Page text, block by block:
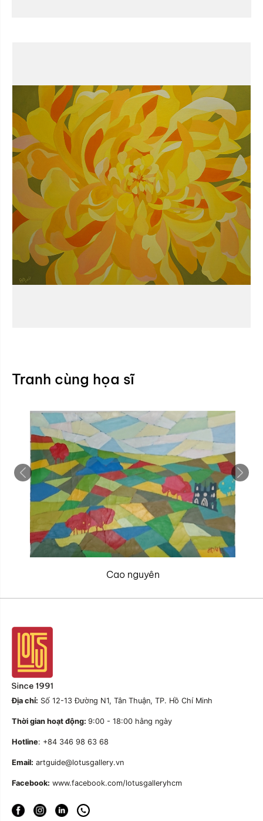
Tranh cùng họa sĩ
Cao nguyên
Địa chỉ: Số 12-13 Đường N1, Tân Thuận, TP. Hồ Chí Minh
Thời gian hoạt động: 9:00 - 18:00 hằng ngày
Hotline: +84 346 98 63 68
Email: artguide@lotusgallery.vn
Facebook: www.facebook.com/lotusgalleryhcm